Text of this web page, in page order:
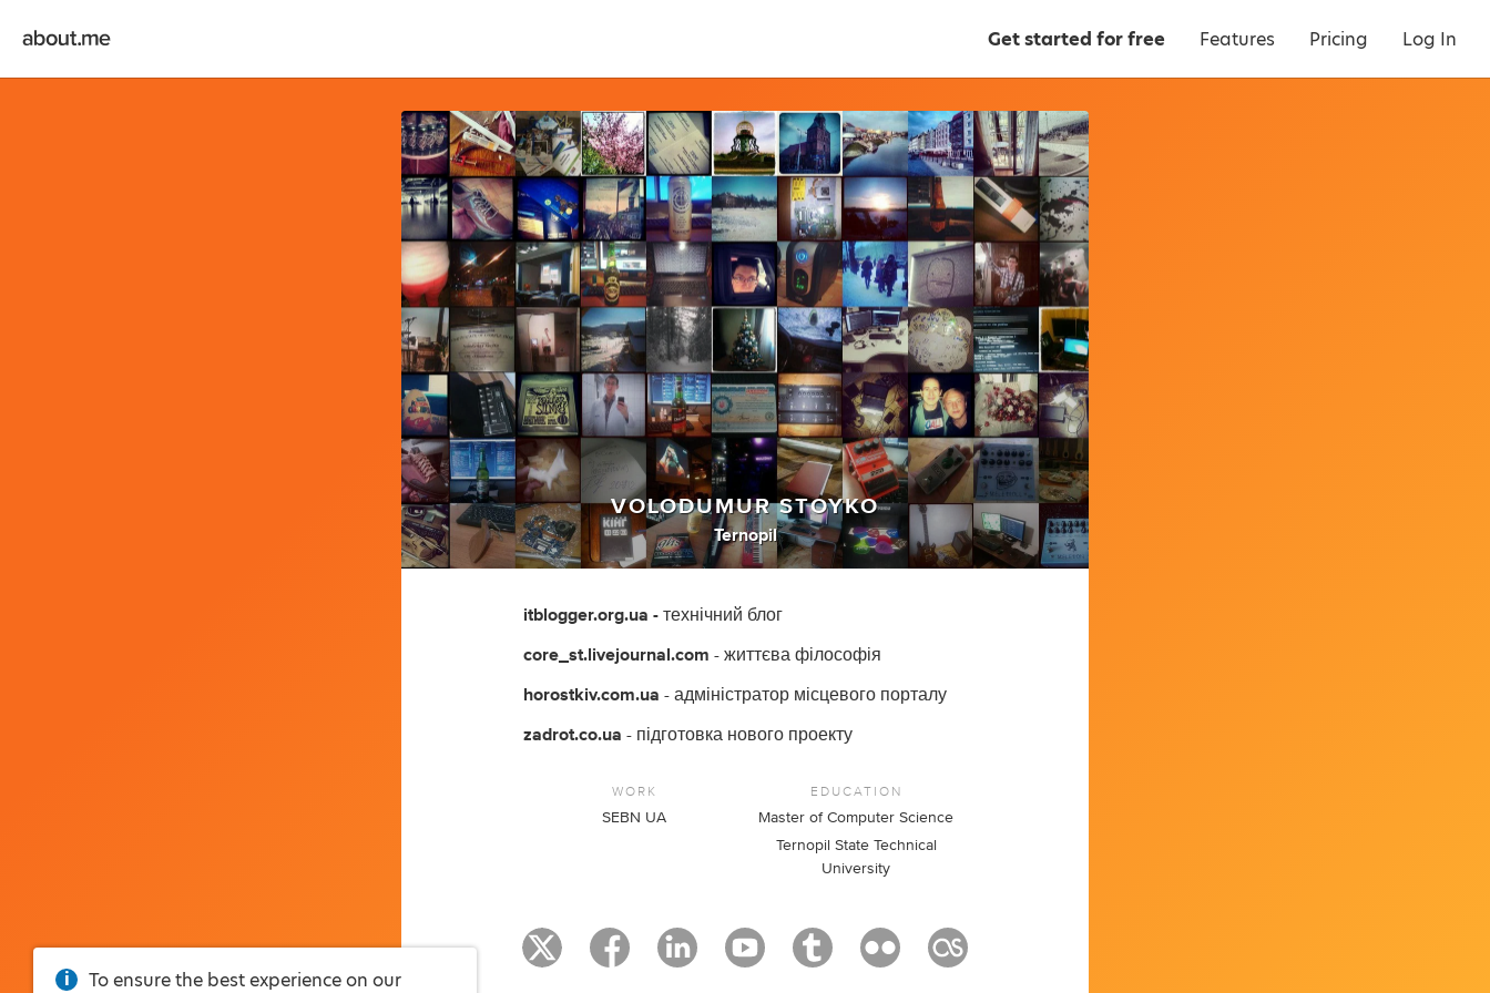
Get started for free Features Pricing Log In
VOLODUMUR STOYKO
Ternopil
itblogger.org.ua - технічний блог
core_st.livejournal.com - життєва філософія
horostkiv.com.ua - адміністратор місцевого порталу
zadrot.co.ua - підготовка нового проекту
WORK
SEBN UA
EDUCATION
Master of Computer Science
Ternopil State Technical
University
To ensure the best experience on our